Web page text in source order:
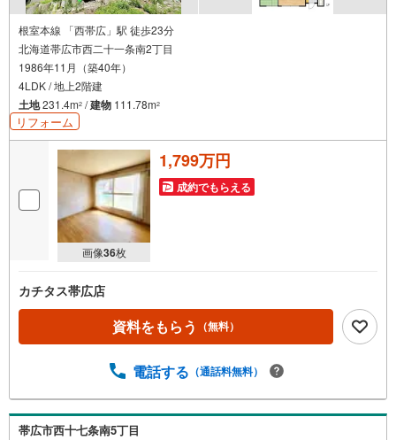
根室本線 「西帯広」駅 徒歩23分
北海道帯広市西二十一条南2丁目
1986年11月（築40年）
4LDK / 地上2階建
土地231.4m2 /建物 111.78m2
リフォーム
画像36枚
1,799万円
成約でもらえる
カチタス帯広店
資料をもらう （無料）
電話する （通話料無料）
帯広市西十七条南5丁目